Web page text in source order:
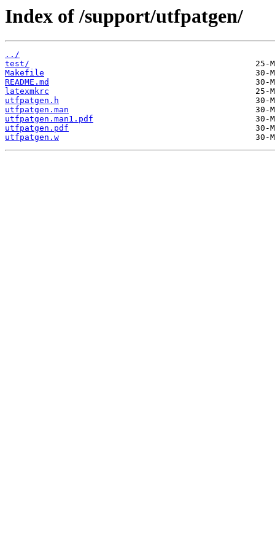
Index of /support/utfpatgen/
../
test/
Makefile
README.md
latexmkrc
utfpatgen.h
utfpatgen.man
utfpatgen.man1.pdf
utfpatgen.pdf
utfpatgen.w